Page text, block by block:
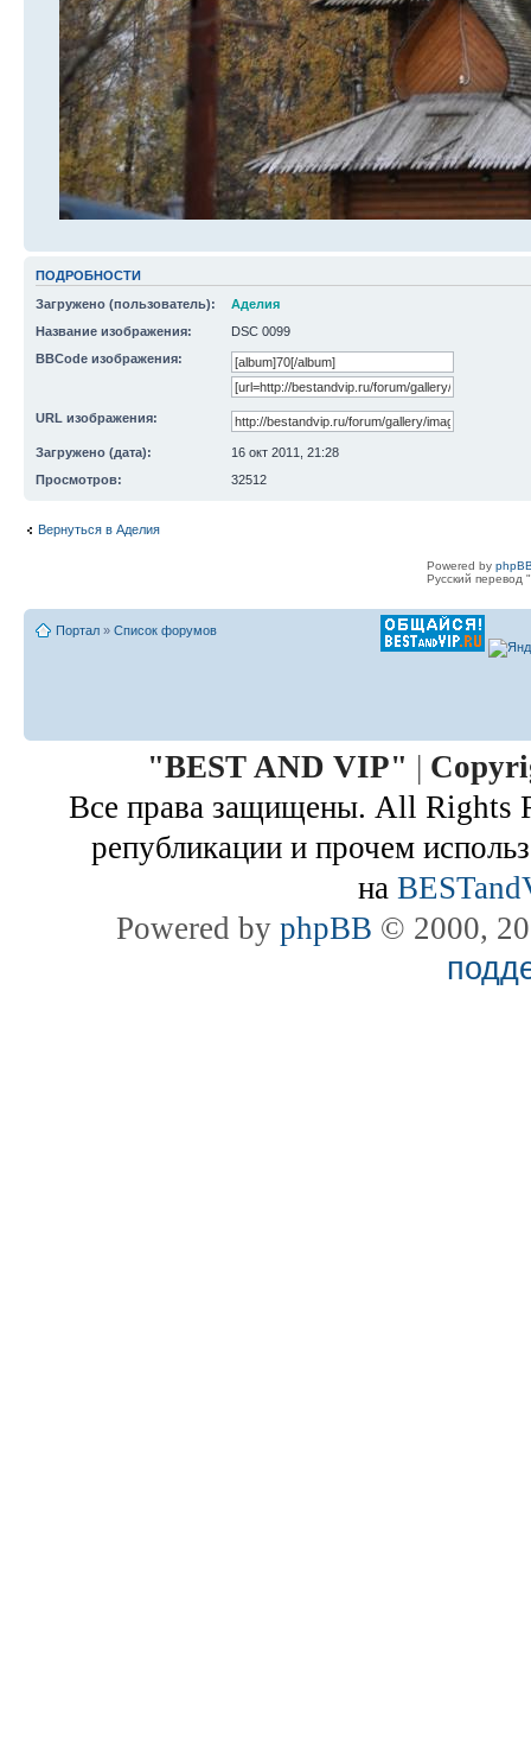
ПОДРОБНОСТИ
Загружено (пользователь):
Аделия
Название изображения:
DSC 0099
BBCode изображения:
URL изображения:
Загружено (дата):
16 окт 2011, 21:28
Просмотров:
32512
Вернуться в Аделия
Powered by
Русский перевод
Портал » Список форумов
"BEST AND VIP" |
Все права защищены. All Rights
републикации и прочем
на
Powered by phpBB © 2000,